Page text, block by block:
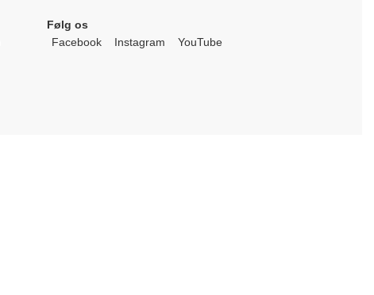
Følg os
Facebook
Instagram YouTube